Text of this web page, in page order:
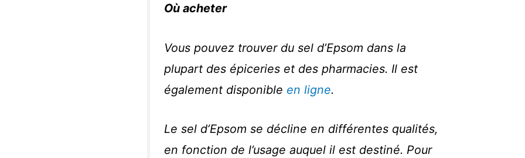
Où acheter
Vous pouvez trouver du sel d’Epsom dans la
plupart des épiceries et des pharmacies. Il est
également disponible en ligne.
Le sel d’Epsom se décline en différentes qualités,
en fonction de l’usage auquel il est destiné. Pour